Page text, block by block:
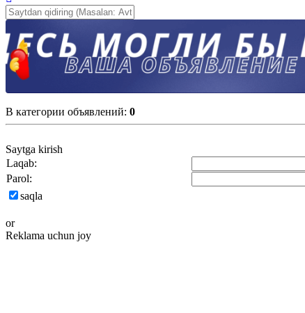
В категории объявлений: 0
Saytga kirish
Laqab:
Parol:
saqla
or
Reklama uchun joy